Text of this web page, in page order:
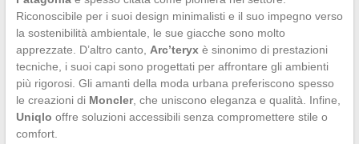
Riconoscibile per i suoi design minimalisti e il suo impegno verso
la sostenibilità ambientale, le sue giacche sono molto
apprezzate. D’altro canto, Arc’teryxè sinonimo di prestazioni
tecniche, i suoi capi sono progettati per affrontare gli ambienti
più rigorosi. Gli amanti della moda urbana preferiscono spesso
le creazioni di Moncler, che uniscono eleganza e qualità. Infine,
Uniqlo offre soluzioni accessibili senza compromettere stile o
comfort.